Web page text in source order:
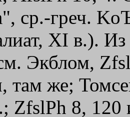
ср.-греч.
ХI в.).
Экблом,
же;
ZfslPh 8, 120